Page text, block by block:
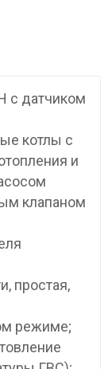
с датчиком
котлы с
и
клапаном
простая,
режиме;